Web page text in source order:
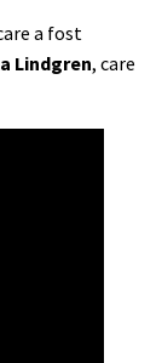
a fost
Lindgren, care